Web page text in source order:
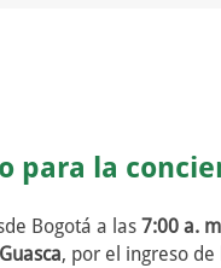
para la
Bogotá a las 7:00 a.
Guasca, por el ingreso de